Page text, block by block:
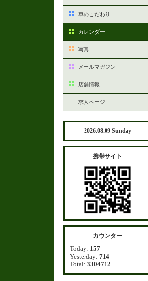
車のこだわり
カレンダー
写真
メールマガジン
店舗情報
求人ページ
2026.08.09 Sunday
携帯サイト
カウンター
Today: 157
Yesterday: 714
Total: 3304712